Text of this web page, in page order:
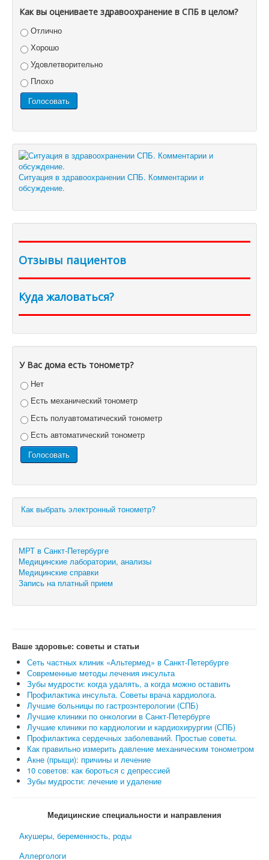
Как вы оцениваете здравоохранение в СПБ в целом?
Отлично
Хорошо
Удовлетворительно
Плохо
Ситуация в здравоохранении СПБ. Комментарии и
обсуждение.
Отзывы пациентов
Куда жаловаться?
У Вас дома есть тонометр?
Нет
Есть механический тонометр
Есть полуавтоматический тонометр
Есть автоматический тонометр
Как выбрать электронный тонометр?
МРТ в Санкт-Петербурге
Медицинские лаборатории, анализы
Медицинские справки
Запись на платный прием
Ваше здоровье: советы и статьи
Сеть частных клиник «Альтермед» в Санкт-Петербурге
Современные методы лечения инсульта
Зубы мудрости: когда удалять, а когда можно оставить
Профилактика инсульта. Советы врача кардиолога.
Лучшие больницы по гастроэнтерологии (СПБ)
Лучшие клиники по онкологии в Санкт-Петербурге
Лучшие клиники по кардиологии и кардиохирургии (СПБ)
Профилактика сердечных заболеваний. Простые советы.
Как правильно измерить давление механическим тонометром
Акне (прыщи): причины и лечение
10 советов: как бороться с депрессией
Зубы мудрости: лечение и удаление
Медицинские специальности и направления
Акушеры, беременность, роды
Аллергологи